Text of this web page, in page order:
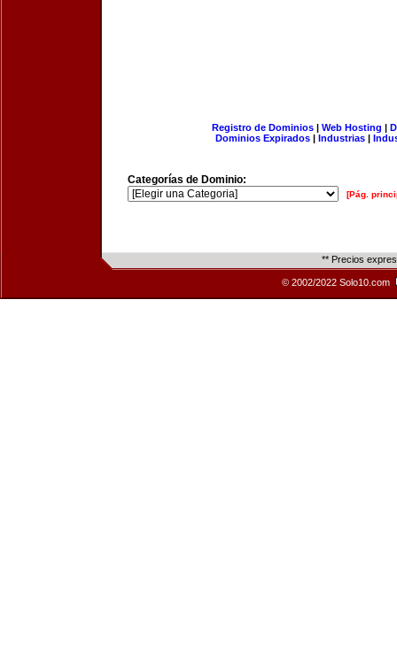
Registro de Dominios| Web Hosting |
Dominios Expirados | Industrias |
Categorías de Dominio:
[Pág.
** Precios
© 2002/2022 Solo10.com